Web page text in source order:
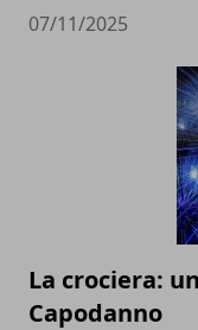
07/11/2025
La crociera:
Capodanno